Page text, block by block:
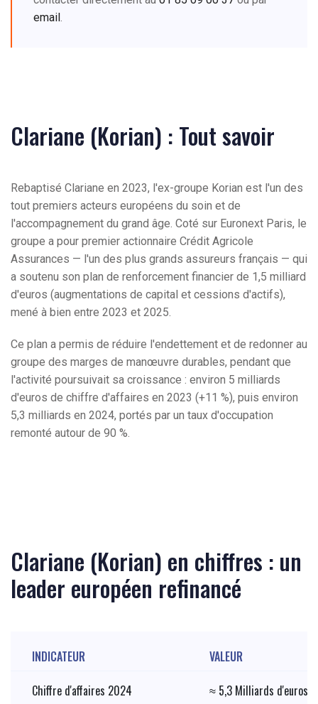
email.
Clariane (Korian) : Tout savoir
Rebaptisé Clariane en 2023, l'ex-groupe Korian est l'un des
tout premiers acteurs européens du soin et de
l'accompagnement du grand âge. Coté sur Euronext Paris, le
groupe a pour premier actionnaire Crédit Agricole
Assurances — l'un des plus grands assureurs français — qui
a soutenu son plan de renforcement financier de 1,5 milliard
d'euros (augmentations de capital et cessions d'actifs),
mené à bien entre 2023 et 2025.
Ce plan a permis de réduire l'endettement et de redonner au
groupe des marges de manœuvre durables, pendant que
l'activité poursuivait sa croissance : environ 5 milliards
d'euros de chiffre d'affaires en 2023 (+11 %), puis environ
5,3 milliards en 2024, portés par un taux d'occupation
remonté autour de 90 %.
Clariane (Korian) en chiffres : un
leader européen refinancé
INDICATEUR
VALEUR
Chiffre d'affaires 2024
≈ 5,3 Milliards d'euros